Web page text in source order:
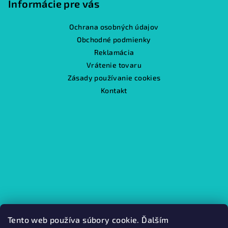
Tento web používa súbory cookie. Ďalším
Informácie pre vás
Ochrana osobných údajov
Obchodné podmienky
Reklamácia
Vrátenie tovaru
Zásady používanie cookies
Kontakt